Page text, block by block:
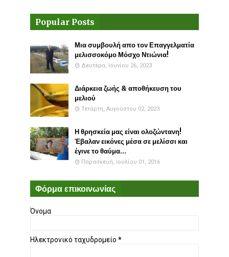
Popular Posts
Μια συμβουλή απο τον Επαγγελματία
μελισσοκόμο Μόσχο Ντιώνια!
Δευτέρα, Ιουνίου 26, 2023
Διάρκεια ζωής & αποθήκευση του
μελιού
Τετάρτη, Αυγούστου 02, 2023
Η θρησκεία μας είναι ολοζώντανη!
Έβαλαν εικόνες μέσα σε μελίσσι και
έγινε το θαύμα...
Παρασκευή, Ιουλίου 01, 2016
Φόρμα επικοινωνίας
Όνομα
Ηλεκτρονικό ταχυδρομείο *